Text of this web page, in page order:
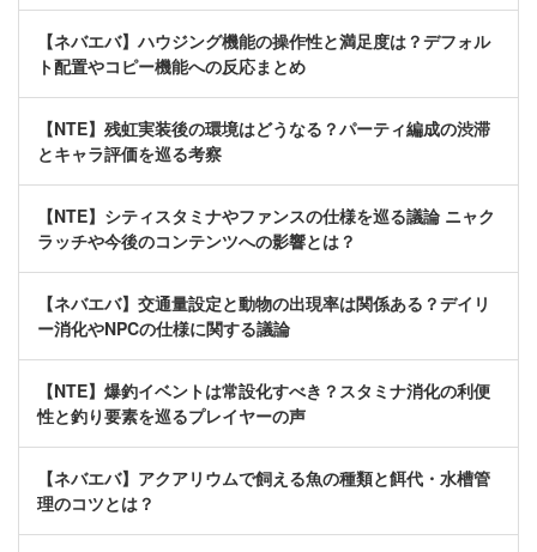
【ネバエバ】ハウジング機能の操作性と満足度は？デフォル
ト配置やコピー機能への反応まとめ
【NTE】残虹実装後の環境はどうなる？パーティ編成の渋滞
とキャラ評価を巡る考察
【NTE】シティスタミナやファンスの仕様を巡る議論 ニャク
ラッチや今後のコンテンツへの影響とは？
【ネバエバ】交通量設定と動物の出現率は関係ある？デイリ
ー消化やNPCの仕様に関する議論
【NTE】爆釣イベントは常設化すべき？スタミナ消化の利便
性と釣り要素を巡るプレイヤーの声
【ネバエバ】アクアリウムで飼える魚の種類と餌代・水槽管
理のコツとは？